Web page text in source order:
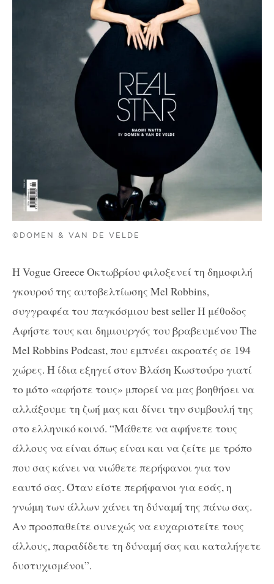
©DOMEN & VAN DE VELDE
Η Vogue Greece Οκτωβρίου φιλοξενεί τη δημοφιλή
γκουρού της αυτοβελτίωσης Mel Robbins,
συγγραφέα του παγκόσμιου best seller Η μέθοδος
Αφήστε τους και δημιουργός του βραβευμένου The
Mel Robbins Podcast, που εμπνέει ακροατές σε 194
χώρες. Η ίδια εξηγεί στον Βλάση Κωστούρο γιατί
το μότο «αφήστε τους» μπορεί να μας βοηθήσει να
αλλάξουμε τη ζωή μας και δίνει την συμβουλή της
στο ελληνικό κοινό. “Μάθετε να αφήνετε τους
άλλους να είναι όπως είναι και να ζείτε με τρόπο
που σας κάνει να νιώθετε περήφανοι για τον
εαυτό σας. Όταν είστε περήφανοι για εσάς, η
γνώμη των άλλων χάνει τη δύναμή της πάνω σας.
Αν προσπαθείτε συνεχώς να ευχαριστείτε τους
άλλους, παραδίδετε τη δύναμή σας και καταλήγετε
δυστυχισμένοι”.